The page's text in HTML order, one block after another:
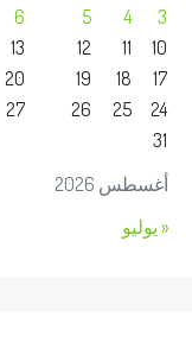
أغسطس 2026
3
4
5
6
10
11
12
13
17
18
19
20
24
25
26
27
31
« يوليو